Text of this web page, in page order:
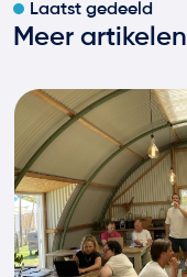
Laatst gedeeld
Meer artikelen